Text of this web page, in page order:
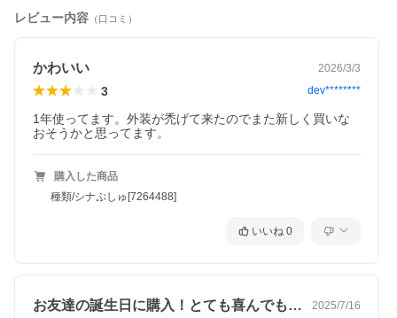
レビュー内容 （口コミ）
かわいい 2026/3/3
3 dev********
1年使ってます。外装が禿げて来たのでまた新しく買いな
おそうかと思ってます。
購入した商品
種類/シナぷしゅ[7264488]
いいね 0
お友達の誕生日に購入！とても喜んでもら… 2025/7/16